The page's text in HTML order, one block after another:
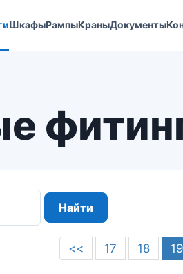
ШкафыРампыКраныДокументы
Найти
<< 17 18 19